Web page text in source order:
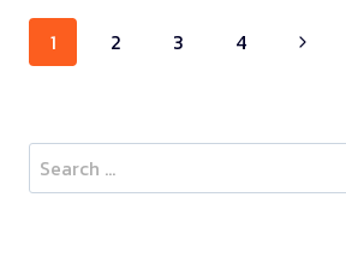
Page
navigation
1 2 3 4
Search
for: